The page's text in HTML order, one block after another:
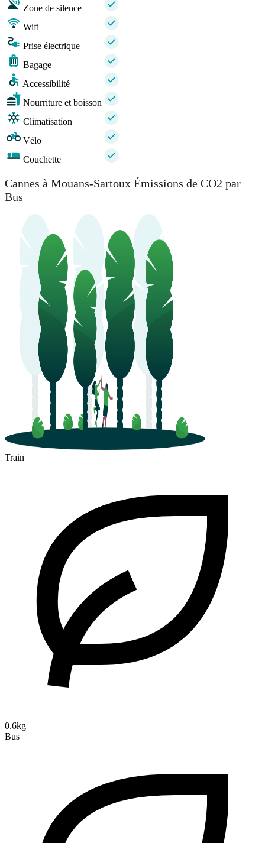
Zone de silence
Wifi
Prise électrique
Bagage
Accessibilité
Nourriture et boisson
Climatisation
Vélo
Couchette
Cannes à Mouans-Sartoux Émissions de CO2 par
Bus
Train
0.6kg
Bus